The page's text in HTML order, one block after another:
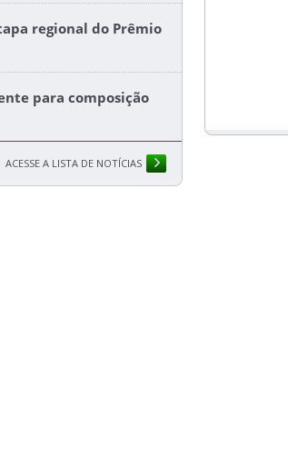
regional do Prêmio
para composição
ACESSE A LISTA DE NOTÍCIAS